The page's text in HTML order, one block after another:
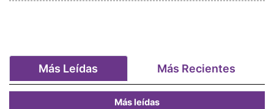
Más Leídas Más Recientes
Más leídas